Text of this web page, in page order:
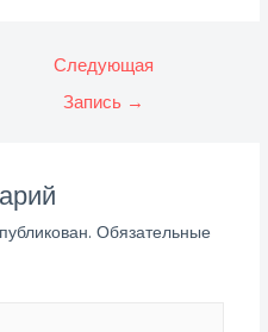
Следующая
Запись →
Обязательные